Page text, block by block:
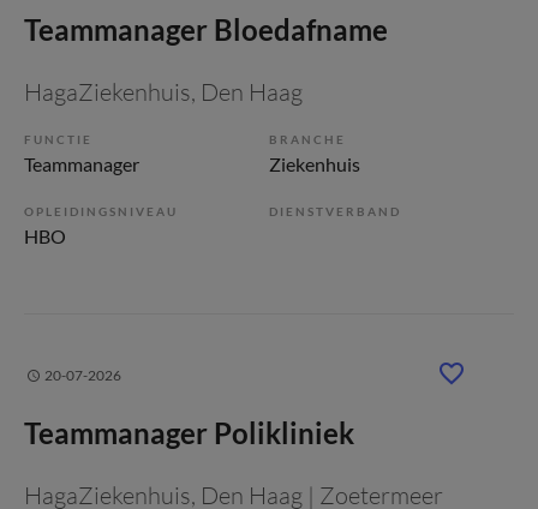
Teammanager Bloedafname
HagaZiekenhuis, Den Haag
FUNCTIE
Teammanager
BRANCHE
Ziekenhuis
OPLEIDINGSNIVEAU
HBO
DIENSTVERBAND
20-07-2026
Teammanager Polikliniek
HagaZiekenhuis, Den Haag | Zoetermeer